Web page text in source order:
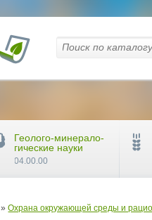
»Охрана окружающей среды и
Геолого-минерало-
гические науки
04.00.00